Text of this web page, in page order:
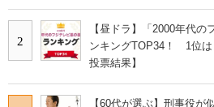
2
【昼ドラ】「2000年代
ンキングTOP34！ 1位は
投票結果】
【60代が選ぶ】刑事役が